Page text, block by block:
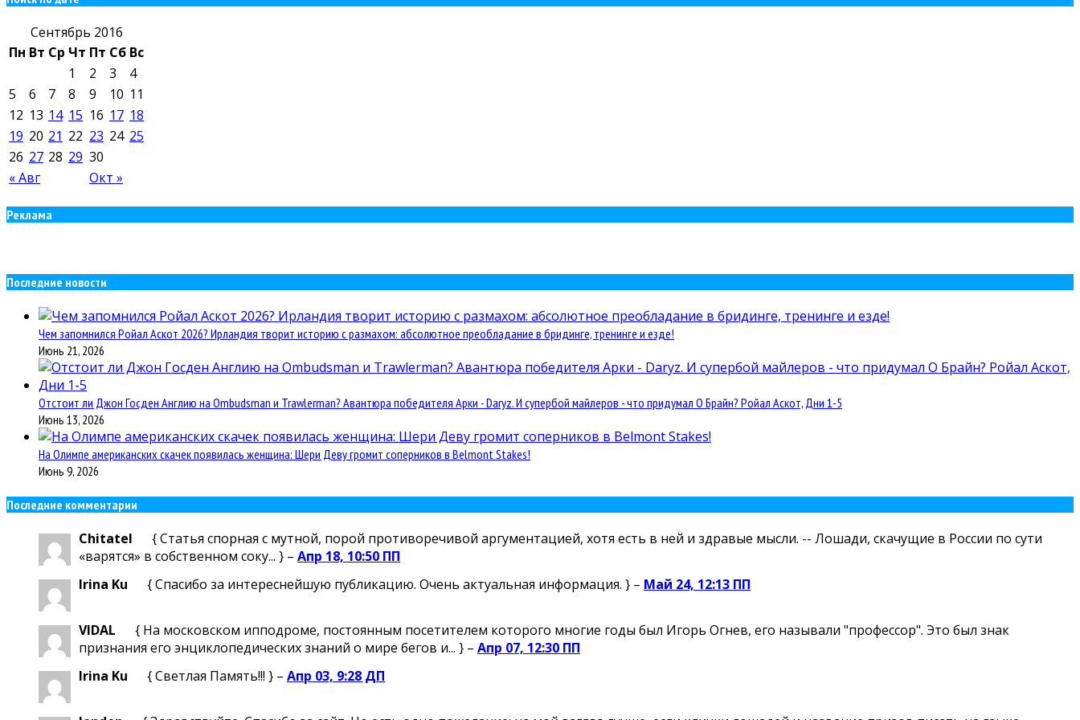
Сентябрь 2016
Пн Вт Ср Чт Пт Сб Вс
« Авг Окт »
1 2 3
4
5
6 7 8 9 10 11
12 13 14 15 16 17 18
19 20 21 22 23 24 25
26 27 28 29 30
Реклама
Последние новости
Чем запомнился Ройал Аскот 2026? Ирландия творит историю с размахом: абсолютное преобладание в бридинге, тренинге и езде!
Июнь 21, 2026
Отстоит ли Джон Госден Англию на Ombudsman и Trawlerman? Авантюра победителя Арки - Daryz. И супербой майлеров - что придумал О Брайн? Ройал Аскот, Дни 1-5
Июнь 13, 2026
На Олимпе американских скачек появилась женщина: Шери Деву громит соперников в Belmont Stakes!
Июнь 9, 2026
Последние комментарии
Chitatel
{ Статья спорная с мутной, порой противоречивой аргументацией, хотя есть в ней и здравые мысли. -- Лошади, скачущие в России по сути
«варятся» в собственном соку... } – Апр 18, 10:50 ПП
Irina Ku
{ Спасибо за интереснейшую публикацию. Очень актуальная информация. } – Май 24, 12:13 ПП
VIDAL
{ На московском ипподроме, постоянным посетителем которого многие годы был Игорь Огнев, его называли "профессор". Это был знак
признания его энциклопедических знаний о мире бегов и... } – Апр 07, 12:30 ПП
Irina Ku
{ Светлая Память!!! } – Апр 03, 9:28 ДП